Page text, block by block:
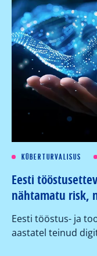
KÜBERTURVALISUS
Eesti
nähtamatu risk,
Eesti tööstus- ja
aastatel teinud